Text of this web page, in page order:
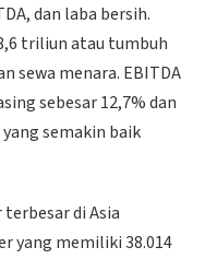
dan laba bersih.
triliun atau tumbuh
sewa menara. EBITDA
sebesar 12,7% dan
yang semakin baik
di Asia
yang memiliki 38.014